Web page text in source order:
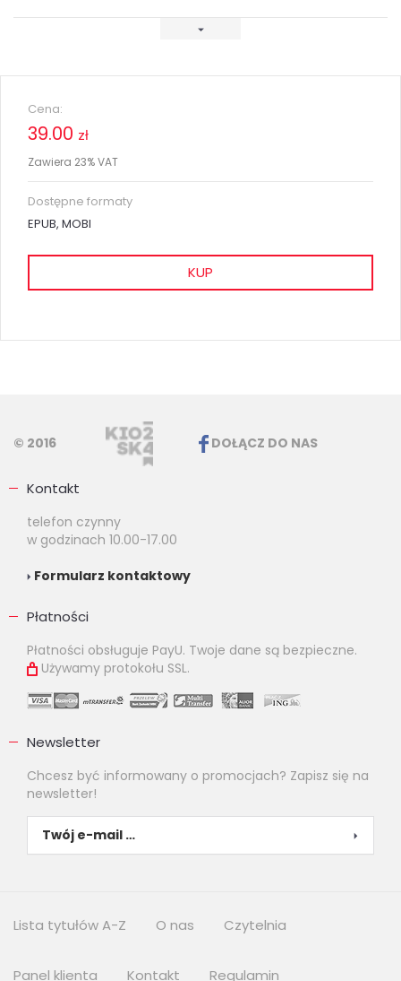
Cena:
39.00 zł
Zawiera 23% VAT
Dostępne formaty
EPUB, MOBI
KUP
© 2016 DOŁĄCZ DO NAS
Kontakt
telefon czynny
w godzinach 10.00-17.00
Formularz kontaktowy
Płatności
Płatności obsługuje PayU. Twoje dane są bezpieczne.
Używamy protokołu SSL.
Newsletter
Chcesz być informowany o promocjach? Zapisz się na
newsletter!
Lista tytułów A-Z O nas Czytelnia
Panel klienta Kontakt Regulamin